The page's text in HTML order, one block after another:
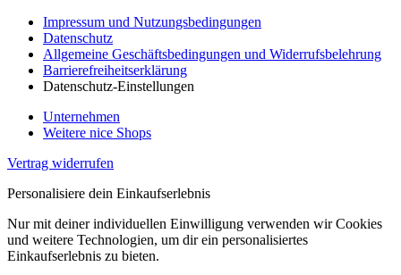
Impressum und Nutzungsbedingungen
Datenschutz
Allgemeine Geschäftsbedingungen und Widerrufsbelehrung
Barrierefreiheitserklärung
Datenschutz-Einstellungen
Unternehmen
Weitere nice Shops
Vertrag widerrufen
Personalisiere dein Einkaufserlebnis
Nur mit deiner individuellen Einwilligung verwenden wir Cookies
und weitere Technologien, um dir ein personalisiertes
Einkaufserlebnis zu bieten.